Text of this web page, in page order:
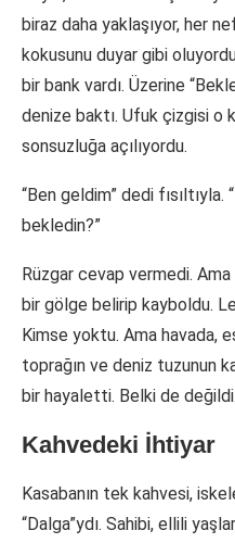
biraz daha yaklaşıyor, her
kokusunu duyar gibi
bir bank vardı. Üzerine
denize baktı. Ufuk çizgisi o
sonsuzluğa açılıyordu.
“Ben geldim” dedi
bekledin?”
Rüzgar cevap vermedi.
bir gölge belirip kayboldu.
Kimse yoktu. Ama havada,
toprağın ve deniz tuzunun
bir hayaletti. Belki de değildi.
Kahvedeki İhtiyar
Kasabanın tek kahvesi,
“Dalga”ydı. Sahibi, ellili